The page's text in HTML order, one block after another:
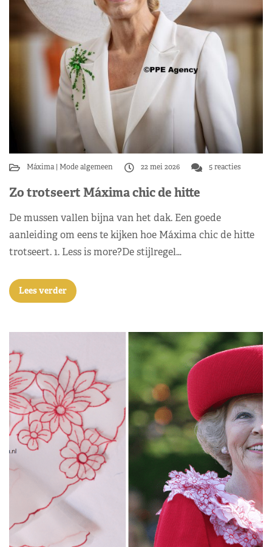
Máxima Mode algemeen 22 mei 2026 5 reacties
Zo trotseert Máxima chic de hitte
De mussen vallen bijna van het dak. Een goede
aanleiding om eens te kijken hoe Máxima chic de hitte
trotseert. 1. Less is more?De stijlregel…
Lees verder